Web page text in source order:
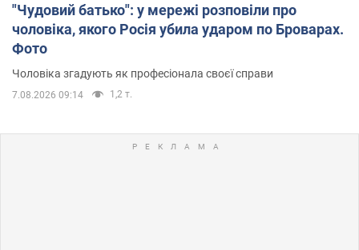
"Чудовий батько": у мережі розповіли про
чоловіка, якого Росія убила ударом по Броварах.
Фото
Чоловіка згадують як професіонала своєї справи
7.08.2026 09:14 1,2 т.